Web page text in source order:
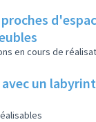
en cours de
un